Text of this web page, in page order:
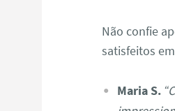
Não confie
satisfeitos
Maria S.